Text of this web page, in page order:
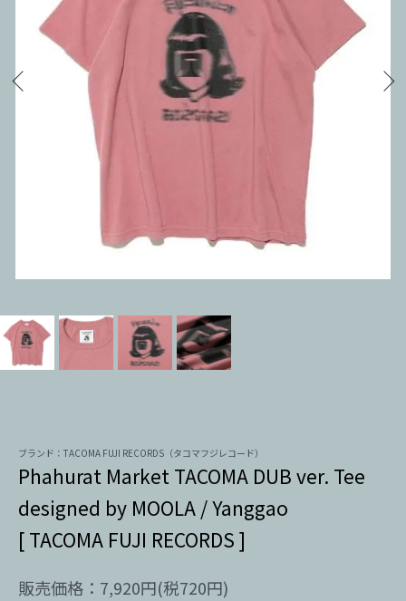
ブランド：TACOMA FUJI RECORDS（タコマフジレコード）
Phahurat Market TACOMA DUB ver. Tee
designed by MOOLA / Yanggao
[ TACOMA FUJI RECORDS ]
販売価格：7,920円(税720円)